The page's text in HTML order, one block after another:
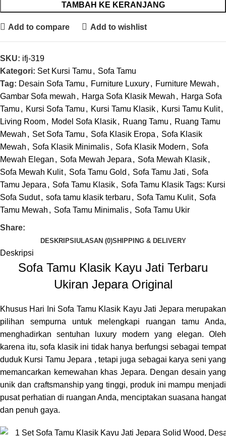
TAMBAH KE KERANJANG
Add to compare Add to wishlist
SKU: ifj-319
Kategori: Set Kursi Tamu , Sofa Tamu
Tag: Desain Sofa Tamu , Furniture Luxury, Furniture Mewah ,
Gambar Sofa mewah , Harga Sofa Klasik Mewah , Harga Sofa
Tamu , Kursi Sofa Tamu , Kursi Tamu Klasik, Kursi Tamu Kulit,
Living Room, Model Sofa Klasik, Ruang Tamu , Ruang Tamu
Mewah , Set Sofa Tamu , Sofa Klasik Eropa , Sofa Klasik
Mewah , Sofa Klasik Minimalis, Sofa Klasik Modern , Sofa
Mewah Elegan , Sofa Mewah Jepara , Sofa Mewah Klasik,
Sofa Mewah Kulit, Sofa Tamu Gold , Sofa Tamu Jati , Sofa
Tamu Jepara , Sofa Tamu Klasik, Sofa Tamu Klasik Tags: Kursi
Sofa Sudut, sofa tamu klasik terbaru , Sofa Tamu Kulit, Sofa
Tamu Mewah , Sofa Tamu Minimalis, Sofa Tamu Ukir
Share:
DESKRIPSI ULASAN (0)SHIPPING & DELIVERY
Deskripsi
Sofa Tamu Klasik Kayu Jati Terbaru
Ukiran Jepara Original
Khusus Hari Ini Sofa Tamu Klasik Kayu Jati Jepara merupakan
pilihan sempurna untuk melengkapi ruangan tamu Anda,
menghadirkan sentuhan luxury modern yang elegan. Oleh
karena itu,sofa klasikini tidak hanya berfungsi sebagai tempat
duduk Kursi Tamu Jepara , tetapi juga sebagai karya seni yang
memancarkan kemewahan khas Jepara. Dengan desain yang
unik dan craftsmanship yang tinggi, produk ini mampu menjadi
pusat perhatian di ruangan Anda, menciptakan suasana hangat
dan penuh gaya.